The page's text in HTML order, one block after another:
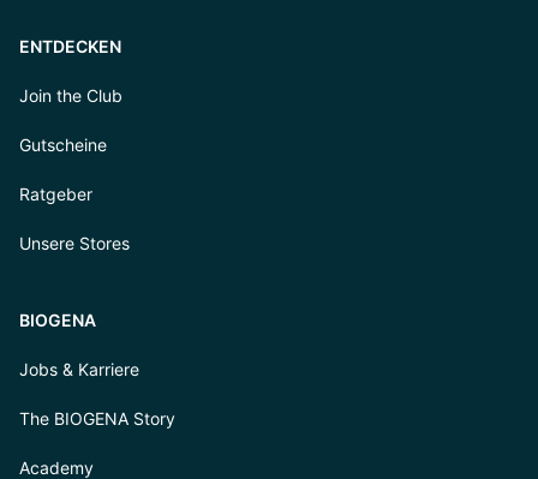
ENTDECKEN
Join the Club
Gutscheine
Ratgeber
Unsere Stores
BIOGENA
Jobs & Karriere
The BIOGENA Story
Academy